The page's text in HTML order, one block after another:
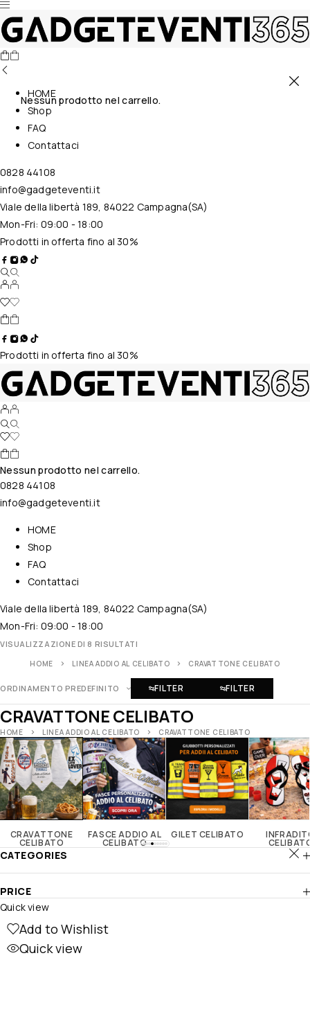
Nessun prodotto nel carrello.
HOME
Shop
FAQ
Contattaci
0828 44108
info@gadgeteventi.it
Viale della libertà 189, 84022 Campagna(SA)
Mon-Fri: 09:00 - 18:00
Prodotti in offerta fino al 30%
Prodotti in offerta fino al 30%
Nessun prodotto nel carrello.
0828 44108
info@gadgeteventi.it
HOME
Shop
FAQ
Contattaci
Viale della libertà 189, 84022 Campagna(SA)
Mon-Fri: 09:00 - 18:00
VISUALIZZAZIONE DI 8 RISULTATI
HOME LINEA ADDIO AL CELIBATO CRAVATTONE CELIBATO
ORDINAMENTO PREDEFINITO FILTER FILTER
CRAVATTONE CELIBATO
HOME LINEA ADDIO AL CELIBATO CRAVATTONE CELIBATO
CRAVATTONE
CELIBATO
FASCE ADDIO AL
CELIBATO
GILET CELIBATO
CATEGORIES
PRICE
Add to Wishlist
Quick view
Quick view